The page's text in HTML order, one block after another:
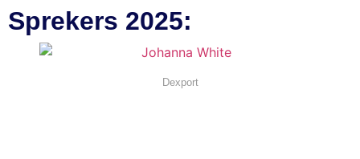
Sprekers 2025:
Dexport